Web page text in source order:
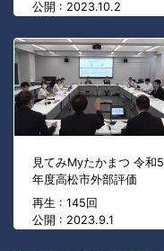
公開 : 2023.10.2
見てみMyたかまつ 令和5
年度高松市外部評価
再生 : 145回
公開 : 2023.9.1